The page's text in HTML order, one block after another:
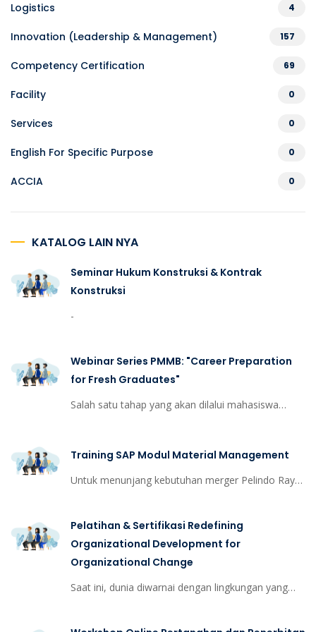
Logistics 4
Innovation (Leadership & Management) 157
Competency Certification 69
Facility 0
Services 0
English For Specific Purpose 0
ACCIA 0
KATALOG LAIN NYA
Seminar Hukum Konstruksi & Kontrak
Konstruksi
-
Webinar Series PMMB: "Career Preparation
for Fresh Graduates"
Salah satu tahap yang akan dilalui mahasiswa
yang dinamis yang penuh dengan ketidakpastian
dan tantangan mencari pekerjaan dan membangun
Training SAP Modul Material Management
Untuk menunjang kebutuhan merger Pelindo Raya
Pelatihan & Sertifikasi Redefining
Organizational Development for
Organizational Change
Saat ini, dunia diwarnai dengan lingkungan yang